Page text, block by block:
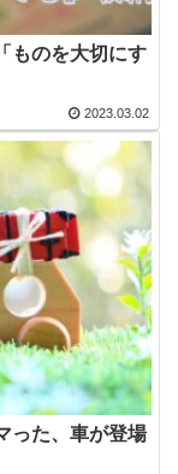
ものを大切にす
2023.03.02
った、車が登場